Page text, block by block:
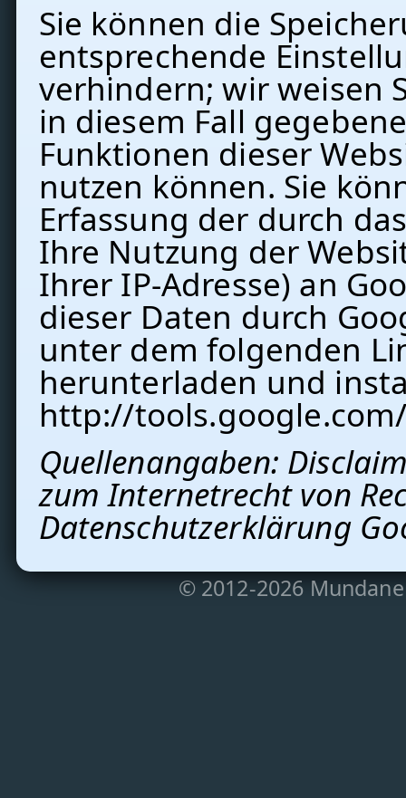
Sie können die
entsprechende
verhindern; wir weisen
in diesem Fall
Funktionen dieser
nutzen können. Sie
Erfassung der durch
Ihre Nutzung der
Ihrer IP-Adresse) an
dieser Daten durch
unter dem folgenden
herunterladen und
http://
Quellenangaben:
zum Internetrecht von
Datenschutzerklärung
© 2012-2026